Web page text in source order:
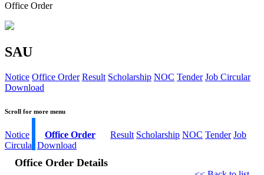
Office Order
SAU
Notice Office Order Result Scholarship NOC Tender Job Circular
Download
Scroll for more menu
Notice Office Order Result Scholarship NOC Tender Job
Circular Download
Office Order Details